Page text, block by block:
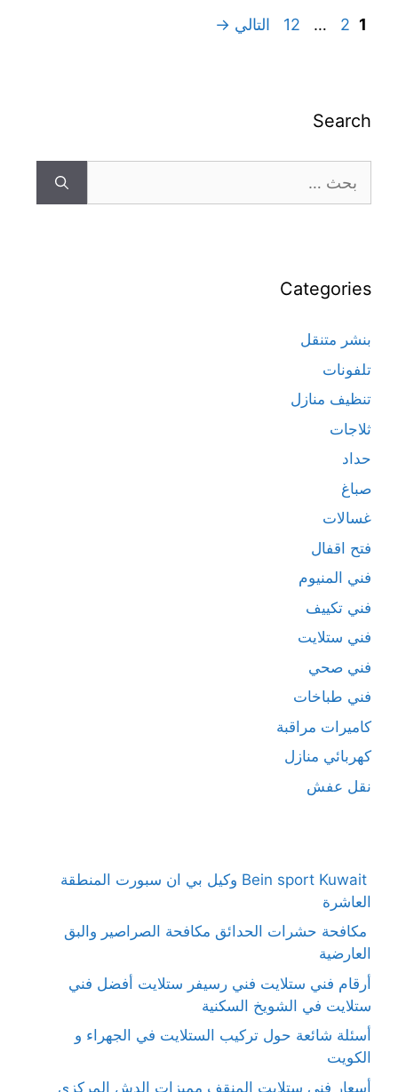
1
2
…
12 التالي →
Search
Categories
بنشر متنقل
تلفونات
تنظيف منازل
ثلاجات
حداد
صباغ
غسالات
فتح اقفال
فني المنيوم
فني تكييف
فني ستلايت
فني صحي
فني طباخات
كاميرات مراقبة
كهربائي منازل
نقل عفش
Bein sport Kuwait وكيل بي ان سبورت المنطقة
العاشرة
مكافحة حشرات الحدائق مكافحة الصراصير والبق
العارضية
أرقام فني ستلايت فني رسيفر ستلايت أفضل فني
ستلايت في الشويخ السكنية
أسئلة شائعة حول تركيب الستلايت في الجهراء و
الكويت
أسعار فني ستلايت المنقف مميزات الدش المركزي